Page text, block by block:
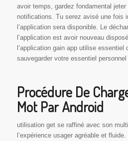
avoir temps, gardez fondamental
notifications. Tu serez avisé une fois
l’application sera disponible. Le
l’application est avoir nouveau
l’application gain app utilise essentiel
sauvegarder votre essentiel personnel
Procédure De
Mot Par Android
utilisation get se raffiné avec son
l’expérience usager agréable et